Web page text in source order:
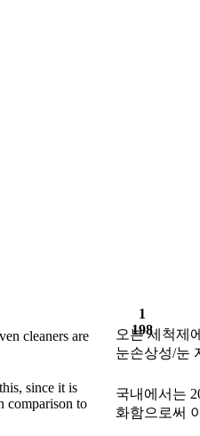
1
198
cleaners are
오븐 세척제
눈손상성/눈
since it is
comparison to
국내에서는
화함으로써